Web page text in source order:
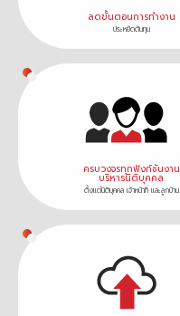
ลดขั้นตอนการทำงาน
ประหยัดต้นทุน
ครบวงจรทุกฟังก์ชันงาน
บริหารนิติบุคคล
ตั้งแต่นิติบุคคล เจ้าหน้าที่ และลูกบ้าน